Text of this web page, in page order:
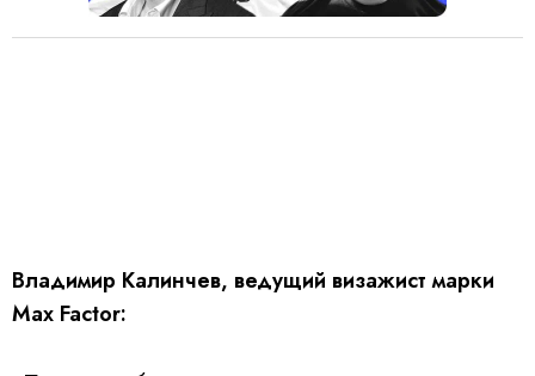
Владимир Калинчев, ведущий визажист марки
Max Factor: